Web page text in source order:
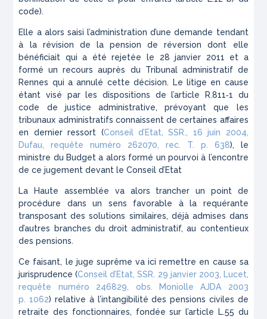
code).
Elle a alors saisi l’administration d’une demande tendant
à la révision de la pension de réversion dont elle
bénéficiait qui a été rejetée le 28 janvier 2011 et a
formé un recours auprès du Tribunal administratif de
Rennes qui a annulé cette décision. Le litige en cause
étant visé par les dispositions de l’article R.811‑1 du
code de justice administrative, prévoyant que les
tribunaux administratifs connaissent de certaines affaires
en dernier ressort (Conseil d’Etat, SSR., 16 juin 2004,
Dufau, requête numéro 262070, rec. T. p. 638), le
ministre du Budget a alors formé un pourvoi à l’encontre
de ce jugement devant le Conseil d’Etat
La Haute assemblée va alors trancher un point de
procédure dans un sens favorable à la requérante
transposant des solutions similaires, déjà admises dans
d’autres branches du droit administratif, au contentieux
des pensions.
Ce faisant, le juge suprême va ici remettre en cause sa
jurisprudence (Conseil d’Etat, SSR. 29 janvier 2003, Lucet,
requête numéro 246829, obs. Moniolle AJDA 2003
p. 1062) relative à l’intangibilité des pensions civiles de
retraite des fonctionnaires, fondée sur l’article L.55 du